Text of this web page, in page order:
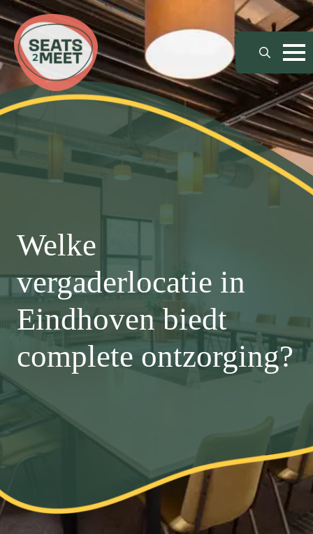
Search
for:
Welke
vergaderlocatie in
Eindhoven biedt
complete ontzorging?